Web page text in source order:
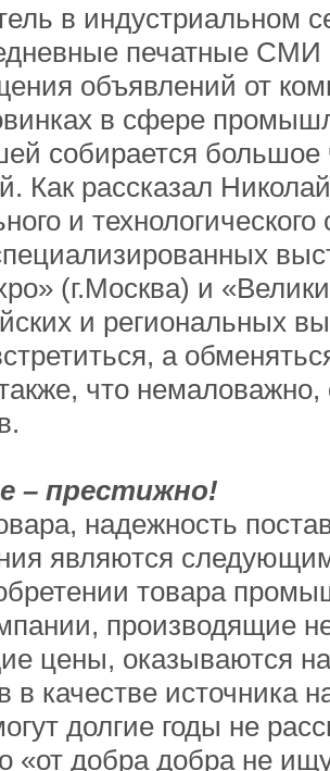
в индустриальном
печатные СМИ
объявлений от
в сфере
собирается
Как рассказал
и
(г.Москва) и
и региональных
а
что
– престижно!
надежность
являются
товара
производящие
цены, оказываются
в качестве источника
долгие годы не
«от добра добра не